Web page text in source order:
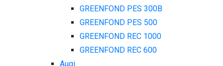
GREENFOND PES 300B
GREENFOND PES 500
GREENFOND REC 1000
GREENFOND REC 600
Augi